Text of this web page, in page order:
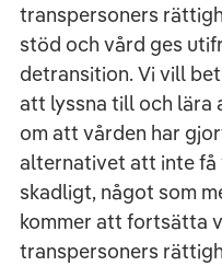
transpersoners
stöd och vård ges
detransition. Vi vill
att lyssna till och lära
om att vården har
alternativet att inte få
skadligt, något som
kommer att fortsätta
transpersoners